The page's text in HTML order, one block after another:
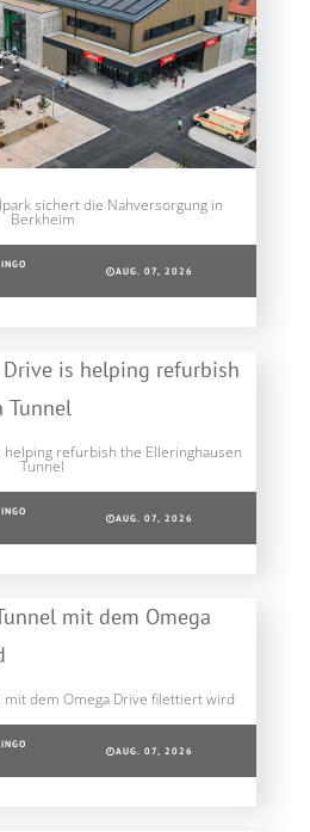
sichert die Nahversorgung in
Berkheim
AUG. 07, 2026
helping refurbish the Elleringhausen
Tunnel
AUG. 07, 2026
mit dem Omega Drive filettiert wird
AUG. 07, 2026